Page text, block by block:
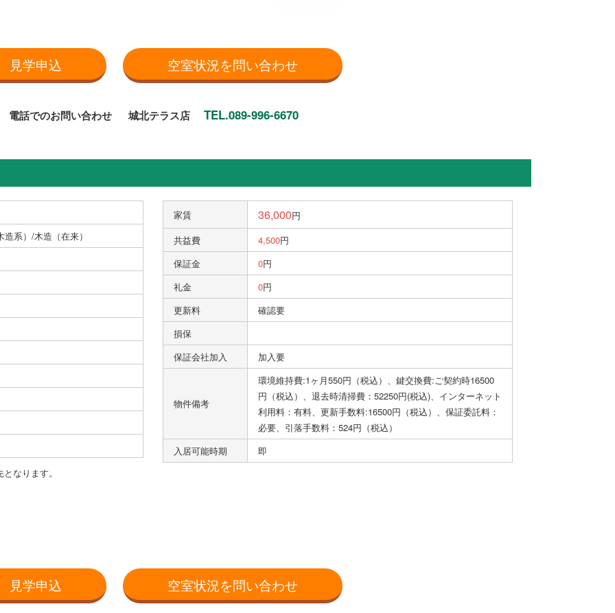
見学申込 空室状況を問い合わせ
電話でのお問い合わせ 城北テラス店 TEL.089-996-6670
系）/木造（在来）
なります。
家賃 36,000円
共益費
4,500円
保証金
0円
礼金
0円
更新料
確認要
損保
保証会社加入
加入要
物件備考
環境維持費:1ヶ月550円（税込）、鍵交換費:ご契約時16500
円（税込）、退去時清掃費：52250円(税込)、インターネット
利用料：有料、更新手数料:16500円（税込）、保証委託料：
必要、引落手数料：524円（税込）
入居可能時期
即
見学申込 空室状況を問い合わせ